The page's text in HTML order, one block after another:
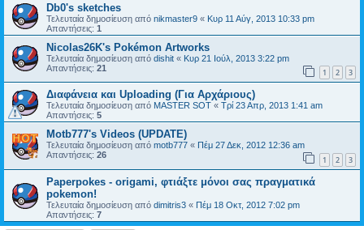
Db0's sketches
Τελευταία δημοσίευση από nikmaster9 « Κυρ 11 Αύγ, 2013 10:33 pm
Απαντήσεις: 1
Nicolas26K's Pokémon Artworks
Τελευταία δημοσίευση από dishit « Κυρ 21 Ιούλ, 2013 3:22 pm
Απαντήσεις: 21 1 2 3
Διαφάνεια και Uploading (Για Αρχάριους)
Τελευταία δημοσίευση από MASTER SOT « Τρί 23 Απρ, 2013 1:41 am
Απαντήσεις: 5
Motb777's Videos (UPDATE)
Τελευταία δημοσίευση από motb777 « Πέμ 27 Δεκ, 2012 12:36 am
Απαντήσεις: 26 1 2 3
Paperpokes - origami, φτιάξτε μόνοι σας πραγματικά
pokemon!
Τελευταία δημοσίευση από dimitris3 « Πέμ 18 Οκτ, 2012 7:02 pm
Απαντήσεις: 7